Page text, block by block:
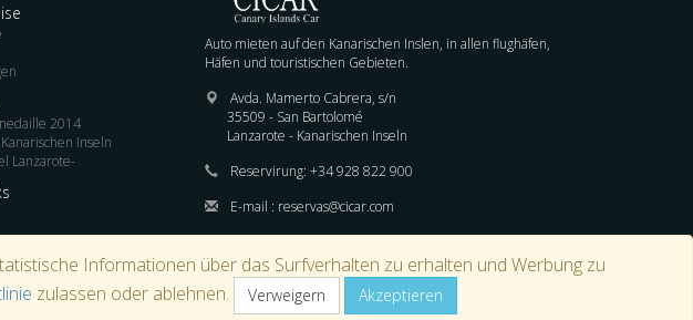
2014
Inseln
Lanzarote-
Auto mieten auf den Kanarischen Inslen, in allen flughäfen,
Häfen und touristischen Gebieten.
Avda. Mamerto Cabrera, s/n
35509 - San Bartolomé
Lanzarote - Kanarischen Inseln
Reservirung: +34 928 822 900
E-mail : reservas@cicar.com
Informationen über das Surfverhalten zu erhalten und Werbung zu
zulassen oder ablehnen. Verweigern Akzeptieren